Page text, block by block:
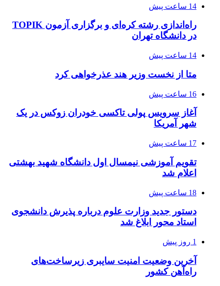
14 ساعت پیش
راه‌اندازی رشته کره‌ای و برگزاری آزمون TOPIK
در دانشگاه تهران
14 ساعت پیش
متا از نخست وزیر هند عذرخواهی کرد
16 ساعت پیش
آغاز سرویس پولی تاکسی خودران زوکس در یک
شهر آمریکا
17 ساعت پیش
تقویم آموزشی نیمسال اول دانشگاه شهید بهشتی
اعلام شد
18 ساعت پیش
دستور جدید وزارت علوم درباره پذیرش دانشجوی
استاد محور ابلاغ شد
1 روز پیش
آخرین وضعیت امنیت سایبری زیرساخت‌های
راه‌آهن کشور